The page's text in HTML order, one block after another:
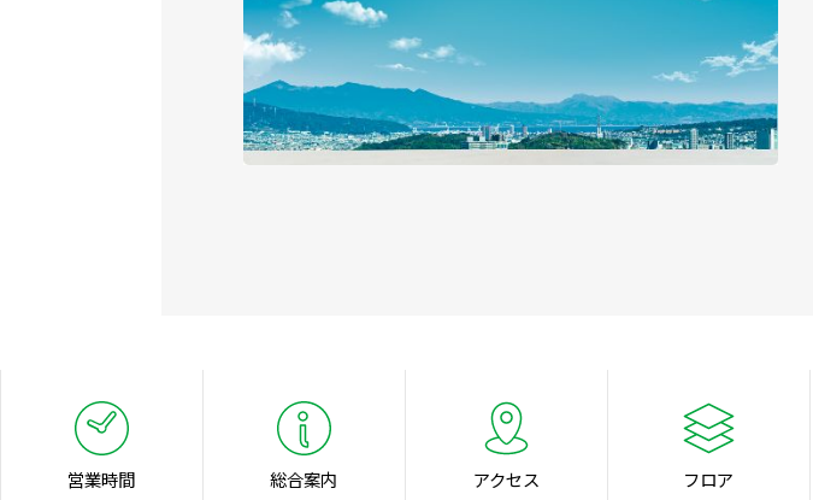
営業時間 総合案内 アクセス フロア